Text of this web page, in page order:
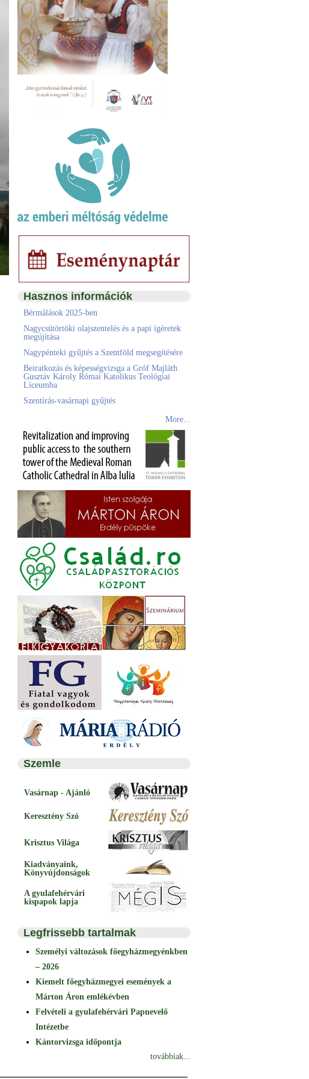
Hasznos információk
Bérmálások 2025-ben
Nagycsütörtöki olajszentelés és a papi ígéretek
megújítása
Nagypénteki gyűjtés a Szentföld megsegítésére
Beiratkozás és képességvizsga a Gróf Majláth
Gusztáv Károly Római Katolikus Teológiai
Líceumba
Szentírás-vasárnapi gyűjtés
More...
Szemle
Vasárnap - Ajánló
Keresztény Szó
Krisztus Világa
Kiadványaink,
Könyvújdonságok
A gyulafehérvári
kispapok lapja
Legfrissebb tartalmak
Személyi változások főegyházmegyénkben
– 2026
Kiemelt főegyházmegyei események a
Márton Áron emlékévben
Felvételi a gyulafehérvári Papnevelő
Intézetbe
Kántorvizsga időpontja
továbbiak...